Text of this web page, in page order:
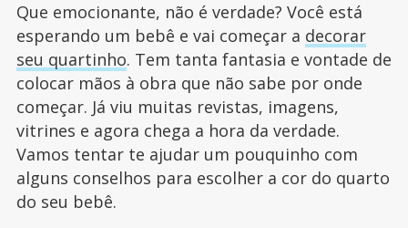
Que emocionante, não é verdade? Você está
esperando um bebê e vai começar a decorar
seu quartinho. Tem tanta fantasia e vontade de
colocar mãos à obra que não sabe por onde
começar. Já viu muitas revistas, imagens,
vitrines e agora chega a hora da verdade.
Vamos tentar te ajudar um pouquinho com
alguns conselhos para escolher a cor do quarto
do seu bebê.